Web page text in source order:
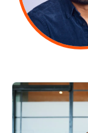
Cultura
Fabricación